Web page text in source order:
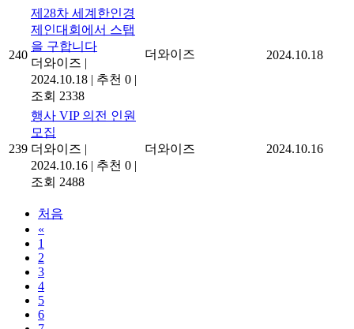
240
제28차 세계한인경
제인대회에서 스탭
을 구합니다
더와이즈 |
2024.10.18 | 추천 0 |
조회 2338
더와이즈 2024.10.18
239
행사 VIP 의전 인원
모집
더와이즈 |
2024.10.16 | 추천 0 |
조회 2488
더와이즈 2024.10.16
처음
«
1
2
3
4
5
6